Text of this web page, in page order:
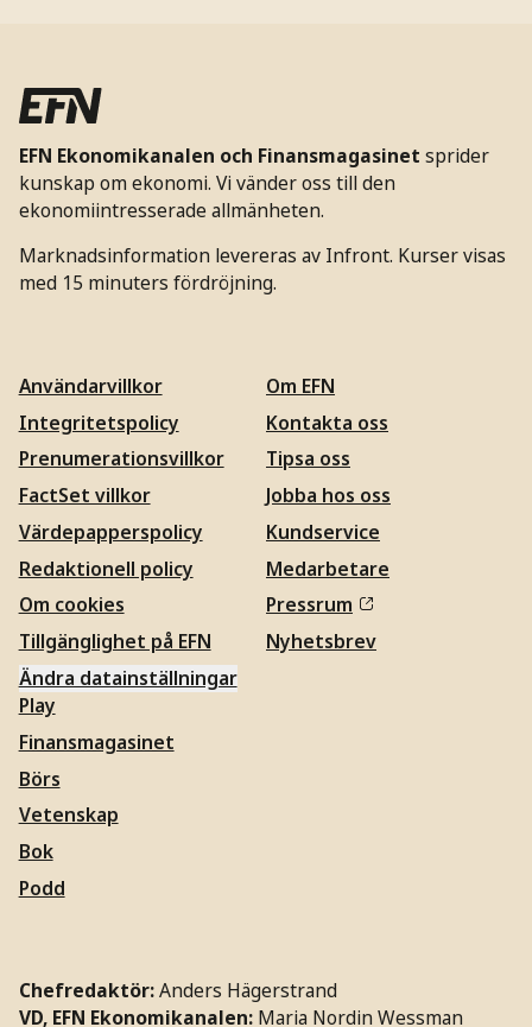
EFN Ekonomikanalen och Finansmagasinet sprider
kunskap om ekonomi. Vi vänder oss till den
ekonomiintresserade allmänheten.
Marknadsinformation levereras av Infront. Kurser visas
med 15 minuters fördröjning.
Användarvillkor
Integritetspolicy
Prenumerationsvillkor
FactSet villkor
Värdepapperspolicy
Redaktionell policy
Om cookies
Tillgänglighet på EFN
Ändra datainställningar
Om EFN
Kontakta oss
Tipsa oss
Jobba hos oss
Kundservice
Medarbetare
Pressrum
Nyhetsbrev
Play
Finansmagasinet
Börs
Vetenskap
Bok
Podd
Chefredaktör:Anders Hägerstrand
VD, EFN Ekonomikanalen: Maria Nordin Wessman